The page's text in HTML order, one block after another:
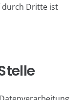
durch Dritte ist